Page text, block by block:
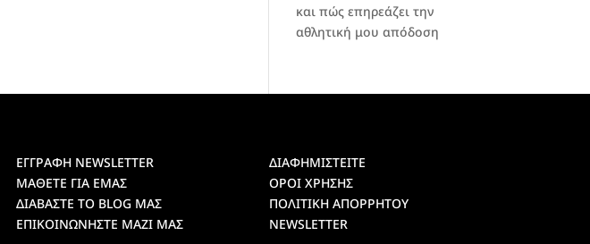
και πώς επηρεάζει την
αθλητική μου απόδοση
ΕΓΓΡΑΦΗ NEWSLETTER
ΜΑΘΕΤΕ ΓΙΑ ΕΜΑΣ
ΔΙΑΒΑΣΤΕ ΤΟ BLOG ΜΑΣ
ΕΠΙΚΟΙΝΩΝΗΣΤΕ ΜΑΖΙ ΜΑΣ
ΔΙΑΦΗΜΙΣΤΕΙΤΕ
ΟΡΟΙ ΧΡΗΣΗΣ
ΠΟΛΙΤΙΚΗ ΑΠΟΡΡΗΤΟΥ
NEWSLETTER